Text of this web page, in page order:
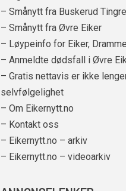
– Smånytt fra Buskerud
– Smånytt fra Øvre Eiker
– Løypeinfo for Eiker,
– Anmeldte dødsfall i Øvre
– Gratis nettavis er ikke
selvfølgelighet
– Om Eikernytt.no
– Kontakt oss
– Eikernytt.no – arkiv
– Eikernytt.no – videoarkiv